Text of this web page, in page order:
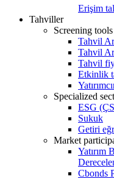
Erişim
Tahviller
Screening tools
Tahvil
Tahvil
Tahvil
Etkinlik
Specialized
ESG
Sukuk
Getiri
Market
Yatırım
Cbonds